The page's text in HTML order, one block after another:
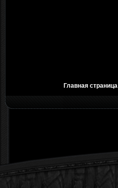
Главная страница